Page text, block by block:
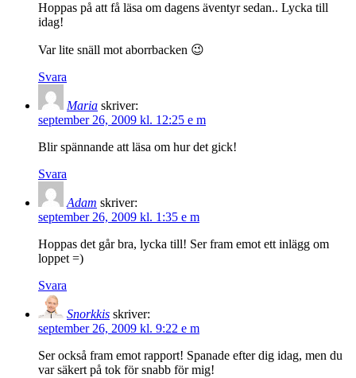
Hoppas på att få läsa om dagens äventyr sedan.. Lycka till
idag!
Var lite snäll mot aborrbacken 😉
Svara
Maria skriver:
september 26, 2009 kl. 12:25 e m
Blir spännande att läsa om hur det gick!
Svara
Adam skriver:
september 26, 2009 kl. 1:35 e m
Hoppas det går bra, lycka till! Ser fram emot ett inlägg om
loppet =)
Svara
Snorkkis skriver:
september 26, 2009 kl. 9:22 e m
Ser också fram emot rapport! Spanade efter dig idag, men du
var säkert på tok för snabb för mig!